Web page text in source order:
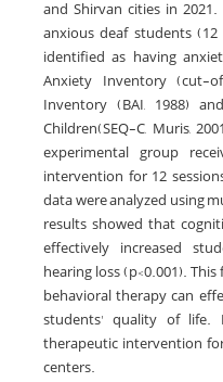
and Shirvan cities in
anxious deaf students
identified as having
Anxiety Inventory (cut-
Inventory (BAI, 1988)
Children(SEQ-C, Muris,
experimental group
intervention for 12
data were analyzed using
results showed that
effectively increased
hearing loss (p<0.001).
behavioral therapy can
students' quality of life.
therapeutic intervention
centers.